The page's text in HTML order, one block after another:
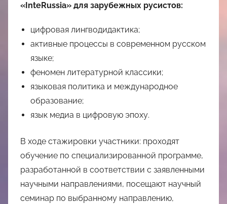
«InteRussia» для зарубежных русистов:
цифровая лингводидактика;
активные процессы в современном русском
языке;
феномен литературной классики;
языковая политика и международное
образование;
язык медиа в цифровую эпоху.
В ходе стажировки участники: проходят
обучение по специализированной программе,
разработанной в соответствии с заявленными
научными направлениями, посещают научный
семинар по выбранному направлению,